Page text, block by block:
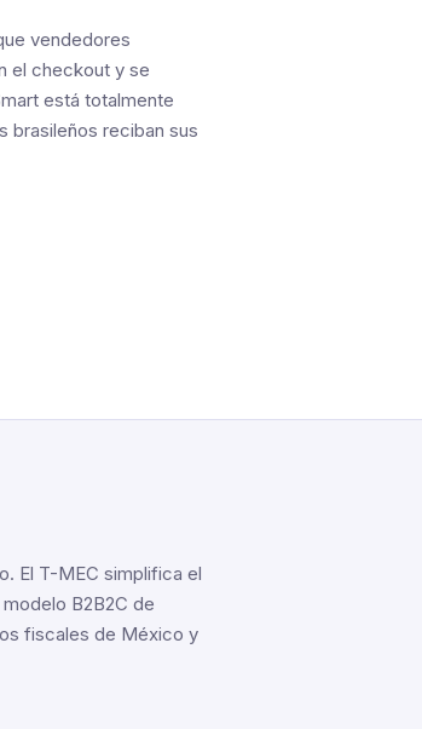
vendedores
el checkout y se
está totalmente
brasileños reciban sus
El T-MEC simplifica el
B2B2C de
fiscales de México y